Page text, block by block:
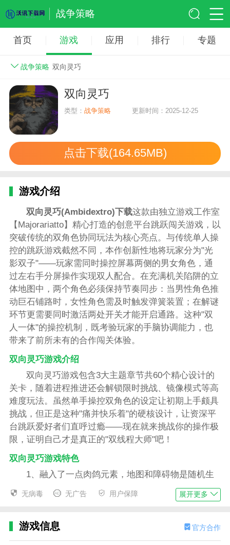
战争策略
首页 游戏 应用 排行 专题
战争策略 双向灵巧
双向灵巧
类型：战争策略 更新时间：2025-12-25
点击下载(164.65MB)
游戏介绍
双向灵巧(Ambidextro)下载这款由独立游戏工作室
【Majorariatto】精心打造的创意平台跳跃闯关游戏，以
突破传统的双角色协同玩法为核心亮点。与传统单人操
控的跳跃游戏截然不同，本作创新性地将玩家分为"光
影双子"——玩家需同时操控屏幕两侧的男女角色，通
过左右手分屏操作实现双人配合。在充满机关陷阱的立
体地图中，两个角色必须保持节奏同步：当男性角色推
动巨石铺路时，女性角色需及时触发弹簧装置；在解谜
环节更需要同时激活两处开关才能开启通路。这种"双
人一体"的操控机制，既考验玩家的手脑协调能力，也
带来了前所未有的合作闯关体验。
双向灵巧游戏介绍
双向灵巧游戏包含3大主题章节共60个精心设计的
关卡，随着进程推进还会解锁限时挑战、镜像模式等高
难度玩法。虽然单手操控双角色的设定让初期上手颇具
挑战，但正是这种"痛并快乐着"的硬核设计，让资深平
台跳跃爱好者们直呼过瘾——现在就来挑战你的操作极
限，证明自己才是真正的"双线程大师"吧！
双向灵巧游戏特色
1、融入了一点肉鸽元素，地图和障碍物是随机生
成变化的，大大提高了闯关难度。
以去往下一关卡。
3、关卡难度是一点一点增加的，所以可以在前期
无病毒 无广告 用户保障 展开更多
游戏信息 官方合作